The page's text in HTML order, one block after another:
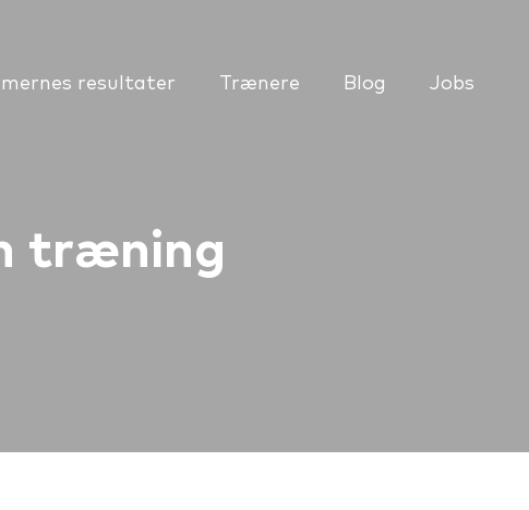
resultater Trænere Blog Jobs
træning